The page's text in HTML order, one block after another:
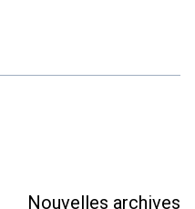
Nouvelles archives